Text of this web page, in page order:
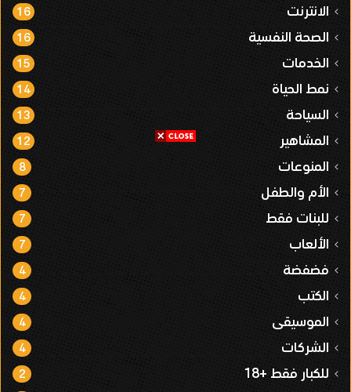
الانترنت 16
الصحة النفسية 16
الخدمات 15
نمط الحياة 14
السياحة 13
المشاهير 12
المنوعات 8
الأم والطفل 7
للبنات فقط 7
الألعاب 7
فضفضة 4
الكتب 4
الموسيقى 4
الشركات 4
للكبار فقط +18 2